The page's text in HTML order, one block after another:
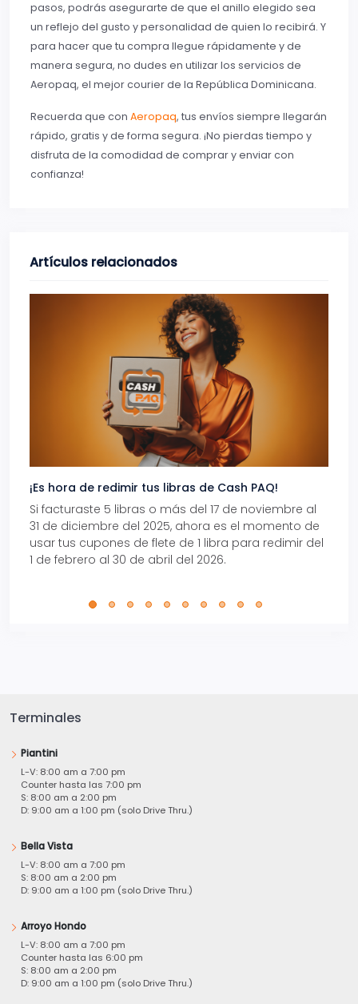
pasos, podrás asegurarte de que el anillo elegido sea
un reflejo del gusto y personalidad de quien lo recibirá. Y
para hacer que tu compra llegue rápidamente y de
manera segura, no dudes en utilizar los servicios de
Aeropaq, el mejor courier de la República Dominicana.
Recuerda que con Aeropaq, tus envíos siempre llegarán
rápido, gratis y de forma segura. ¡No pierdas tiempo y
disfruta de la comodidad de comprar y enviar con
confianza!
Artículos relacionados
¡Es hora de redimir tus libras de Cash PAQ!
Si facturaste 5 libras o más del 17 de noviembre al
31 de diciembre del 2025, ahora es el momento de
usar tus cupones de flete de 1 libra para redimir del
1 de febrero al 30 de abril del 2026.
Terminales
Piantini
L-V: 8:00 am a 7:00 pm
Counter hasta las 7:00 pm
S: 8:00 am a 2:00 pm
D: 9:00 am a 1:00 pm (solo Drive Thru.)
Bella Vista
L-V: 8:00 am a 7:00 pm
S: 8:00 am a 2:00 pm
D: 9:00 am a 1:00 pm (solo Drive Thru.)
Arroyo Hondo
L-V: 8:00 am a 7:00 pm
Counter hasta las 6:00 pm
S: 8:00 am a 2:00 pm
D: 9:00 am a 1:00 pm (solo Drive Thru.)